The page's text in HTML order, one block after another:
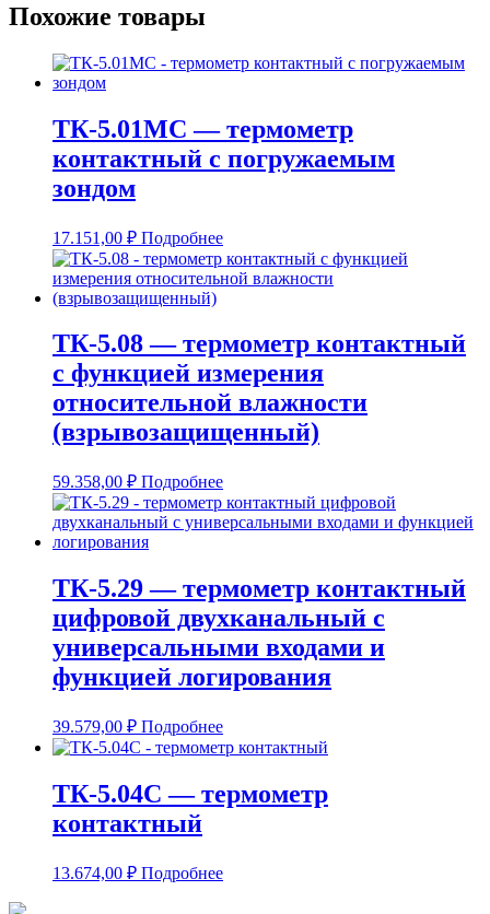
Похожие товары
ТК-5.01МС — термометр
контактный с погружаемым
зондом
17.151,00 ₽ Подробнее
ТК-5.08 — термометр контактный
с функцией измерения
относительной влажности
(взрывозащищенный)
59.358,00 ₽ Подробнее
ТК-5.29 — термометр контактный
цифровой двухканальный с
универсальными входами и
функцией логирования
39.579,00 ₽ Подробнее
ТК-5.04С — термометр
контактный
13.674,00 ₽ Подробнее